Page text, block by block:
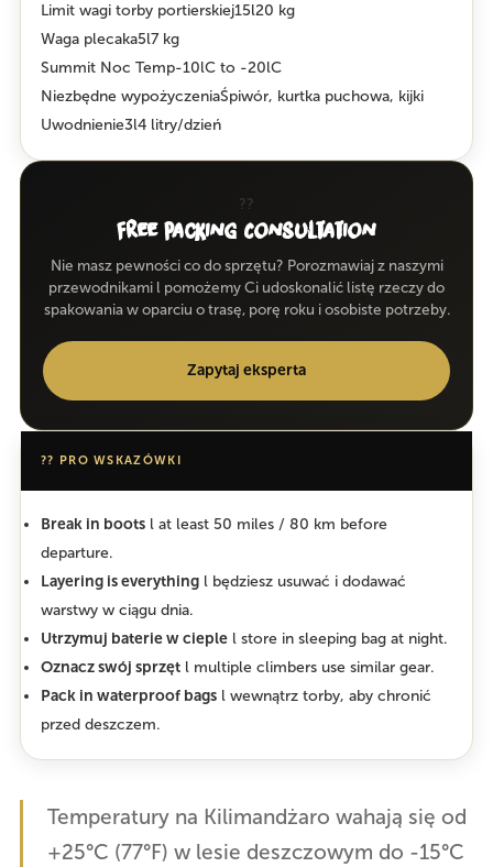
Temperatury na Kilimandżaro wahają się od
+25°C (77°F) w lesie deszczowym do -15°C
Limit wagi torby portierskiej15l20 kg
Waga plecaka5l7 kg
Summit Noc Temp-10lC to -20lC
Niezbędne wypożyczeniaŚpiwór, kurtka puchowa, kijki
Uwodnienie3l4 litry/dzień
??
Free Packing Consultation
Nie masz pewności co do sprzętu? Porozmawiaj z naszymi
przewodnikami l pomożemy Ci udoskonalić listę rzeczy do
spakowania w oparciu o trasę, porę roku i osobiste potrzeby.
Zapytaj eksperta
?? PRO WSKAZÓWKI
Break in boots l at least 50 miles / 80 km before
departure.
Layering is everything l będziesz usuwać i dodawać
warstwy w ciągu dnia.
Utrzymuj baterie w cieple l store in sleeping bag at night.
Oznacz swój sprzęt l multiple climbers use similar gear.
Pack in waterproof bags l wewnątrz torby, aby chronić
przed deszczem.